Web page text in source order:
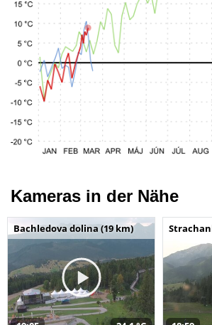
Kameras in der Nähe
Bachledova dolina (19 km)